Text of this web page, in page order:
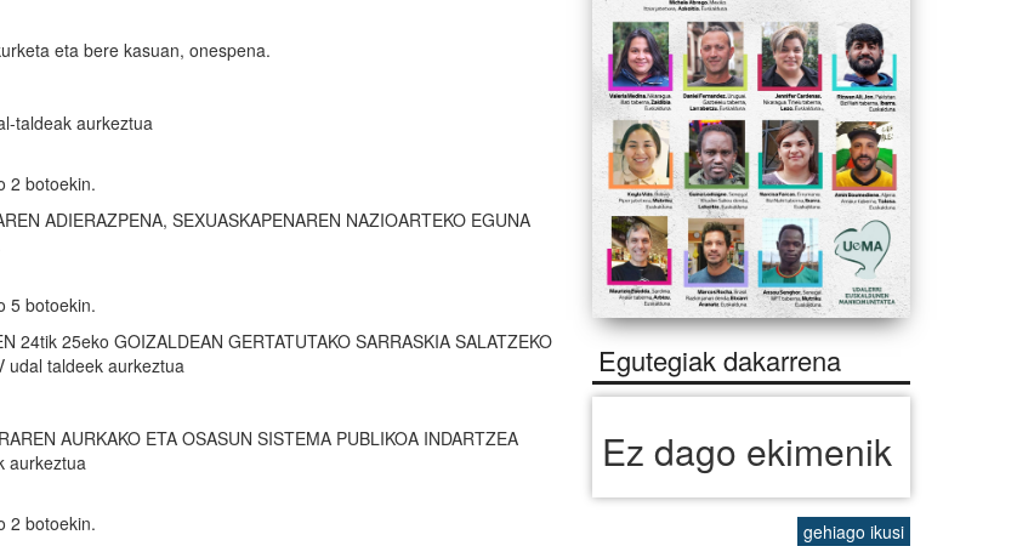
eta bere kasuan, onespena.
taldeak aurkeztua
2 botoekin.
ADIERAZPENA, SEXUASKAPENAREN NAZIOARTEKO EGUNA
5 botoekin.
24tik 25eko GOIZALDEAN GERTATUTAKO SARRASKIA SALATZEKO
udal taldeek aurkeztua
AURKAKO ETA OSASUN SISTEMA PUBLIKOA INDARTZEA
aurkeztua
2 botoekin.
Egutegiak dakarrena
Ez dago ekimenik
gehiago ikusi